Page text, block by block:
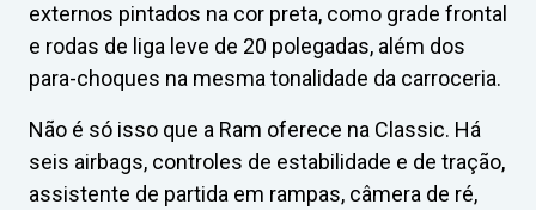
externos pintados na cor preta, como grade frontal
e rodas de liga leve de 20 polegadas, além dos
para-choques na mesma tonalidade da carroceria.
Não é só isso que a Ram oferece na Classic. Há
seis airbags, controles de estabilidade e de tração,
assistente de partida em rampas, câmera de ré,